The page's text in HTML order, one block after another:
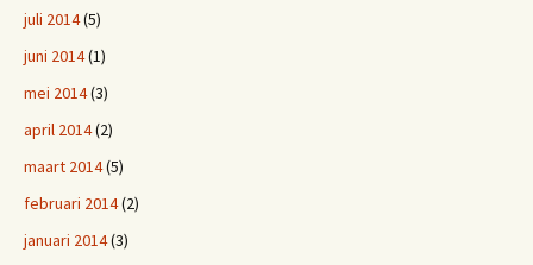
juli 2014(5)
juni 2014(1)
mei 2014(3)
april 2014(2)
maart 2014(5)
februari 2014(2)
januari 2014(3)